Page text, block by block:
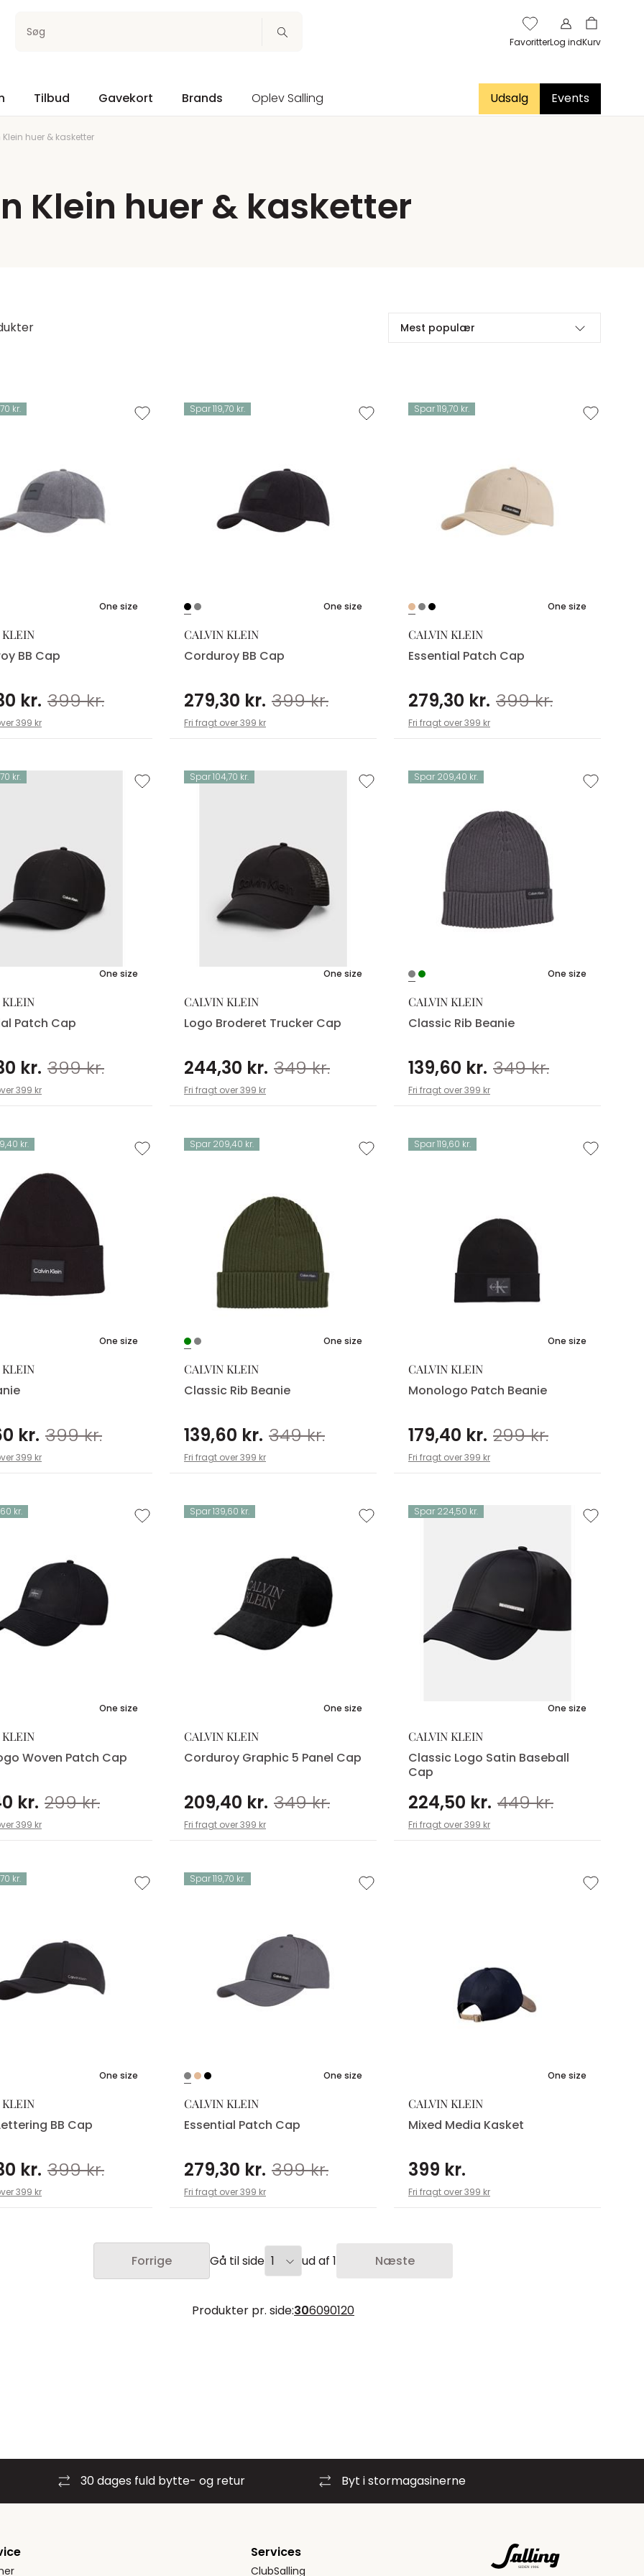
Søg
FavoritterLog indKurv
Tilbud Gavekort Brands Oplev Salling Udsalg Events
huer & kasketter
Klein huer & kasketter
Mest populær
kr.
One size
BB Cap
kr. 399 kr.
399 kr
Spar 119,70 kr.
One size
CALVIN KLEIN
Corduroy BB Cap
279,30 kr. 399 kr.
Fri fragt over 399 kr
Spar 119,70 kr.
One size
CALVIN KLEIN
Essential Patch Cap
279,30 kr. 399 kr.
Fri fragt over 399 kr
kr.
One size
Patch Cap
kr. 399 kr.
399 kr
Spar 104,70 kr.
One size
CALVIN KLEIN
Logo Broderet Trucker Cap
244,30 kr. 349 kr.
Fri fragt over 399 kr
Spar 209,40 kr.
One size
CALVIN KLEIN
Classic Rib Beanie
139,60 kr. 349 kr.
Fri fragt over 399 kr
kr.
One size
kr. 399 kr.
399 kr
Spar 209,40 kr.
One size
CALVIN KLEIN
Classic Rib Beanie
139,60 kr. 349 kr.
Fri fragt over 399 kr
Spar 119,60 kr.
One size
CALVIN KLEIN
Monologo Patch Beanie
179,40 kr. 299 kr.
Fri fragt over 399 kr
kr.
One size
Woven Patch Cap
kr. 299 kr.
399 kr
Spar 139,60 kr.
One size
CALVIN KLEIN
Corduroy Graphic 5 Panel Cap
209,40 kr. 349 kr.
Fri fragt over 399 kr
Spar 224,50 kr.
One size
CALVIN KLEIN
Classic Logo Satin Baseball
Cap
224,50 kr. 449 kr.
Fri fragt over 399 kr
kr.
One size
BB Cap
kr. 399 kr.
399 kr
Spar 119,70 kr.
One size
CALVIN KLEIN
Essential Patch Cap
279,30 kr. 399 kr.
Fri fragt over 399 kr
One size
CALVIN KLEIN
Mixed Media Kasket
399 kr.
Fri fragt over 399 kr
Forrige Gå til side ud af 1 Næste
Produkter pr. side:306090120
30 dages fuld bytte- og retur Byt i stormagasinerne
Services
ClubSalling